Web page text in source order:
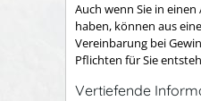
Auch wenn Sie in
haben, können aus
Vereinbarung bei
Pflichten für Sie
Vertiefende